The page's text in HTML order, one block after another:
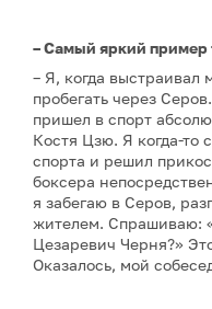
– Самый яркий пример
– Я, когда выстраивал
пробегать через
пришел в спорт
Костя Цзю. Я когда-то
спорта и решил
боксера
я забегаю в Серов,
жителем. Спрашиваю:
Цезаревич Черня?»
Оказалось, мой